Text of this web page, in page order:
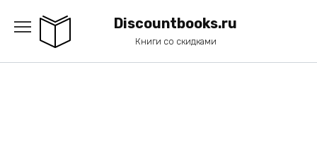
содержанию
Discountbooks.ru
Книги со скидками